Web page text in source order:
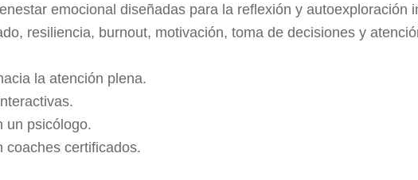
emocional diseñadas para la reflexión y autoexploración
resiliencia, burnout, motivación, toma de decisiones y
la atención plena.
un psicólogo.
coaches certificados.